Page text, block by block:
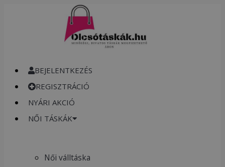
BEJELENTKEZÉS
REGISZTRÁCIÓ
NYÁRI AKCIÓ
NŐI TÁSKÁK
Női válltáska
Henney
Bear,
EURO
CITY,
Válltáska
mennyiség